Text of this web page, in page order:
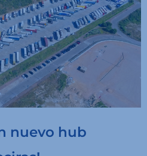
nuevo hub